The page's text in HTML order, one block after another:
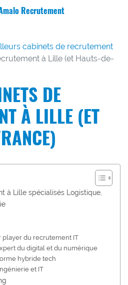
Recrutement
cabinets de recrutement
à Lille (et Hauts-de-
DE
À LILLE (ET
à Lille spécialisés Logistique,
player du recrutement IT
du digital et du numérique
hybride tech
et IT